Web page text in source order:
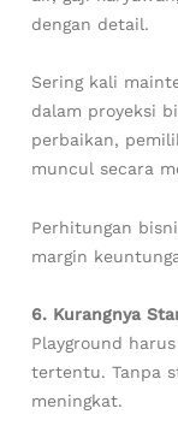
dengan detail.
Sering kali
dalam proyeksi
perbaikan,
muncul secara
Perhitungan
margin
6. Kurangnya
Playground
tertentu. Tanpa
meningkat.